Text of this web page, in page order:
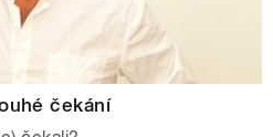
čekání